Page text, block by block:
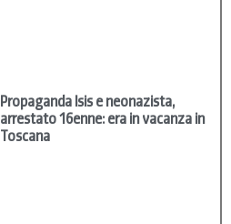
Propaganda Isis e neonazista,
arrestato 16enne: era in vacanza in
Toscana